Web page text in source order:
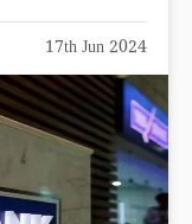
17th Jun 2024